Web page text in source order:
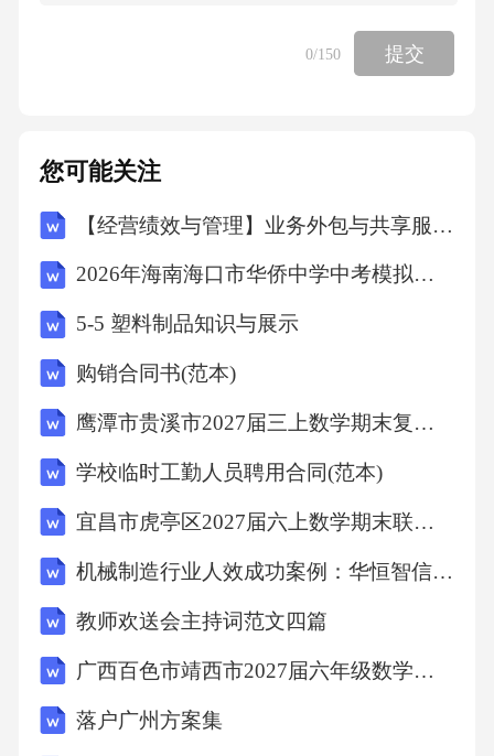
堆积结合景观图分析地形（山地、河流）对交
老两翼新中心新两翼老背斜向斜山岭谷地谷地
山岭A凹岸侵蚀、凸岸堆积V型谷U型谷U型谷第
合实例，考察对地理环境旳整体性和差别性旳
了解。1、整体性——指大气、水、生物、岩
石、土壤、地形等地理要素相互联络相互制
0/150 提交
您可能关注
【经营绩效与管理】业务外包与共享服务专项审计计划
2026年海南海口市华侨中学中考模拟地理试卷（文字版含答案）
5-5 塑料制品知识与展示
购销合同书(范本)
鹰潭市贵溪市2027届三上数学期末复习检测模拟试题含解析
学校临时工勤人员聘用合同(范本)
宜昌市虎亭区2027届六上数学期末联考模拟试题含解析
机械制造行业人效成功案例：华恒智信破解人员流失成本高
教师欢送会主持词范文四篇
广西百色市靖西市2027届六年级数学第一学期期末质量跟踪监视试题含解析
落户广州方案集